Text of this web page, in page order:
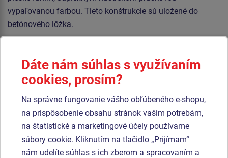
vypaľovanou farbou. Tieto konštrukcie sú uložené do
betónového lôžka.
hliníkovou vložkou. Sedadlo „Hniezdo” je vyrobené z
polypropylénového lana z vysoko pevnostného vlákna.
Závesné laná sú vyrobené z materiálu HERKULES (16 mm
lana z polypropylénu s vnútorným oceľovým jadrom).
Všetok spojovací materiál je pozinkovaný alebo nerezový.
Podobnýtovar
Dáte nám súhlas s využívaním
cookies, prosím?
Na správne fungovanie vášho obľúbeného e-shopu,
na prispôsobenie obsahu stránok vašim potrebám,
na štatistické a marketingové účely používame
súbory cookie. Kliknutím na tlačidlo „Prijímam“
nám udelíte súhlas s ich zberom a spracovaním a